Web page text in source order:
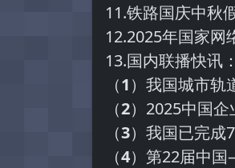
11.铁路国庆中秋
12.2025年国家网
13.国内联播快讯：
（1）我国城市轨
（2）2025中国企
（3）我国已完成
（4）第22届中